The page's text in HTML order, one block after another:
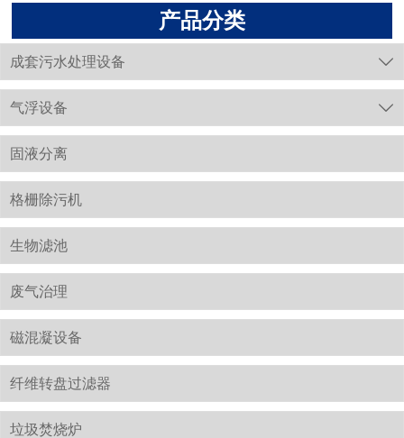
产品分类
成套污水处理设备 
气浮设备 
固液分离
格栅除污机
生物滤池
废气治理
磁混凝设备
纤维转盘过滤器
垃圾焚烧炉